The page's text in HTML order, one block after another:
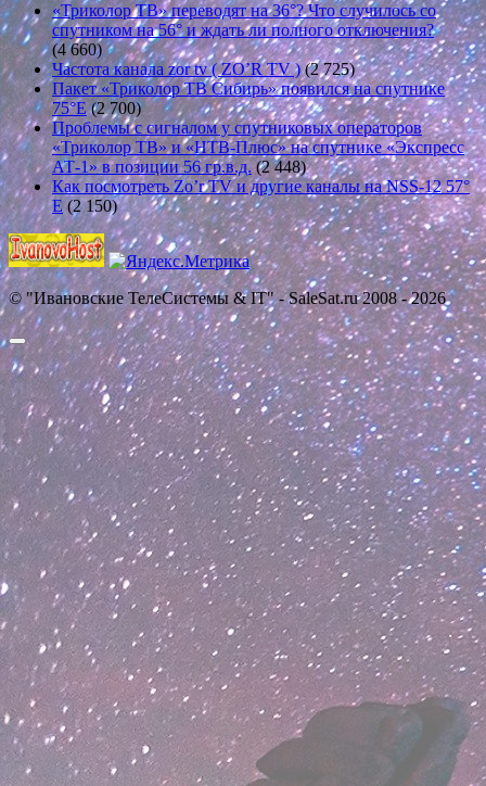
«Триколор ТВ» переводят на 36°? Что случилось со
спутником на 56° и ждать ли полного отключения?
(4 660)
Частота канала zor tv ( ZO’R TV ) (2 725)
Пакет «Триколор ТВ Сибирь» появился на спутнике
75°E (2 700)
Проблемы с сигналом у спутниковых операторов
«Триколор ТВ» и «НТВ-Плюс» на спутнике «Экспресс
АТ-1» в позиции 56 гр.в.д. (2 448)
Как посмотреть Zo’r TV и другие каналы на NSS-12 57°
E (2 150)
© "Ивановские ТелеСистемы & IT" - SaleSat.ru 2008 - 2026
Прокрутить
вверх